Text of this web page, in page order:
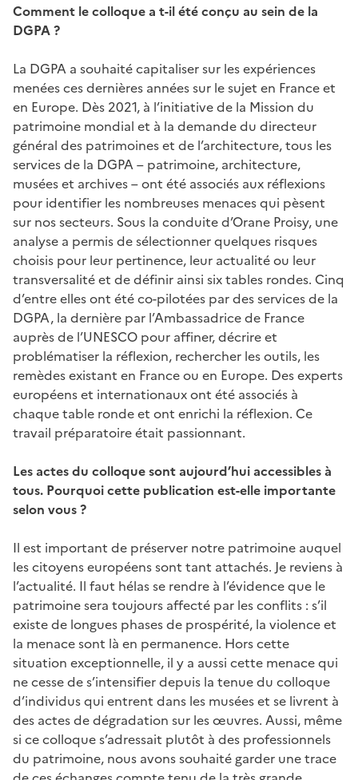
Comment le colloque a t-il été conçu au sein de la
DGPA ?
La DGPA a souhaité capitaliser sur les expériences
menées ces dernières années sur le sujet en France et
en Europe. Dès 2021, à l’initiative de la Mission du
patrimoine mondial et à la demande du directeur
général des patrimoines et de l’architecture, tous les
services de la DGPA – patrimoine, architecture,
musées et archives – ont été associés aux réflexions
pour identifier les nombreuses menaces qui pèsent
sur nos secteurs. Sous la conduite d’Orane Proisy, une
analyse a permis de sélectionner quelques risques
choisis pour leur pertinence, leur actualité ou leur
transversalité et de définir ainsi six tables rondes. Cinq
d’entre elles ont été co-pilotées par des services de la
DGPA, la dernière par l’Ambassadrice de France
auprès de l’UNESCO pour affiner, décrire et
problématiser la réflexion, rechercher les outils, les
remèdes existant en France ou en Europe. Des experts
européens et internationaux ont été associés à
chaque table ronde et ont enrichi la réflexion. Ce
travail préparatoire était passionnant.
Les actes du colloque sont aujourd’hui accessibles à
tous. Pourquoi cette publication est-elle importante
selon vous ?
Il est important de préserver notre patrimoine auquel
les citoyens européens sont tant attachés. Je reviens à
l’actualité. Il faut hélas se rendre à l’évidence que le
patrimoine sera toujours affecté par les conflits : s’il
existe de longues phases de prospérité, la violence et
la menace sont là en permanence. Hors cette
situation exceptionnelle, il y a aussi cette menace qui
ne cesse de s’intensifier depuis la tenue du colloque
d’individus qui entrent dans les musées et se livrent à
des actes de dégradation sur les œuvres. Aussi, même
si ce colloque s’adressait plutôt à des professionnels
du patrimoine, nous avons souhaité garder une trace